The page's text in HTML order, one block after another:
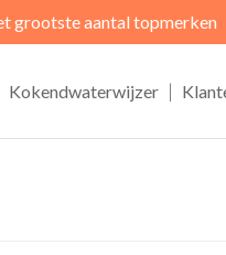
grootste aantal topmerken
Kokendwaterwijzer |